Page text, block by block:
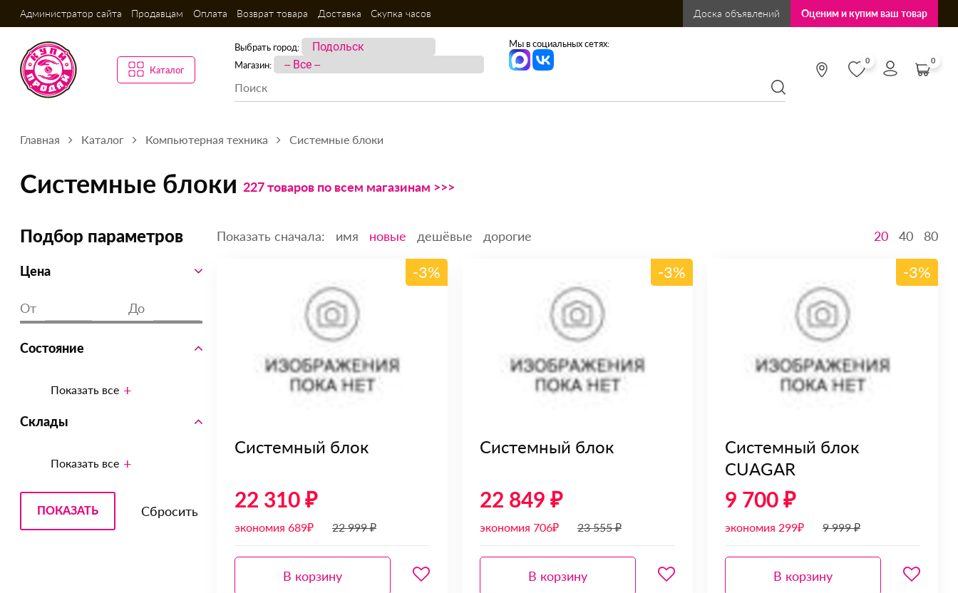
Администратор сайта Продавцам Оплата Возврат товара Доставка Скупка часов Доска объявлений Оценим и купим ваш товар
Каталог
Выбрать город:
Магазин:
Мы в социальных сетях:
0 0
Главная Каталог Компьютерная техника Системные блоки
Системные блоки 227 товаров по всем магазинам >>>
Подбор параметров
Цена
От До
Состояние
Показать все
Склады
Показать все
Показать сначала: имя новые дешёвые дорогие 20 40 80
-3%
Системный блок
22 310 ₽
экономия 689₽ 22 999 ₽
В корзину
-3%
Системный блок
22 849 ₽
экономия 706₽ 23 555 ₽
В корзину
-3%
Системный блок
CUAGAR
9 700 ₽
экономия 299₽ 9 999 ₽
В корзину